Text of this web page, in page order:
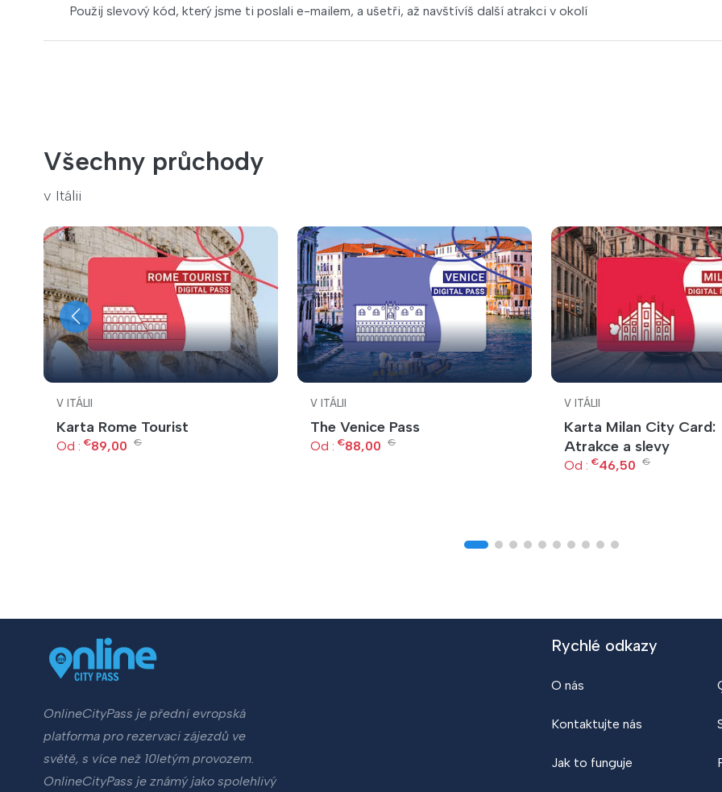
Použij slevový kód, který jsme ti poslali e-mailem, a ušetři, až navštívíš další atrakci v okolí
Všechny průchody
v Itálii
V ITÁLII
Karta Rome Tourist
Od : €89,00 €
V ITÁLII
The Venice Pass
Od : €88,00 €
V ITÁLII
Karta Milan City Card:
Atrakce a slevy
Od : €46,50 €
OnlineCityPass je přední evropská
platforma pro rezervaci zájezdů ve
světě, s více než 10letým provozem.
OnlineCityPass je známý jako spolehlivý
Rychlé odkazy
O nás
Kontaktujte nás
Jak to funguje